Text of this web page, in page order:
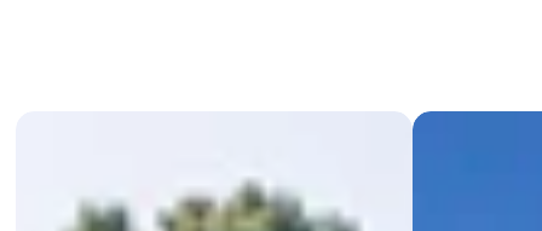
architektury a přirozeně splynou s okolními materiály. Ať už